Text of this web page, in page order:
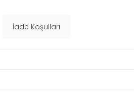
İade Koşulları